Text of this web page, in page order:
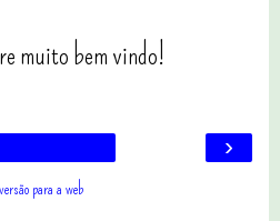
muito bem vindo!
›
para a web